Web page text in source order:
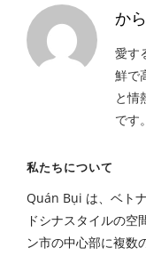
か
愛す
鮮で
と情
です。
私たちについて
Quán Bụi は、ベト
ドシナスタイルの空
ン市の中心部に複数